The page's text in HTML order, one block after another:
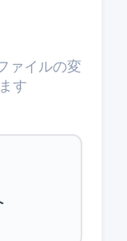
ァイルの変
す